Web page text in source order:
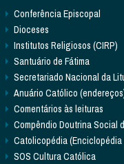
Conferência Episcopal
Dioceses
Institutos Religiosos (CIRP)
Santuário de Fátima
Secretariado Nacional da
Anuário Católico
Comentários às leituras
Compêndio Doutrina Social
Catolicopédia
SOS Cultura Católica